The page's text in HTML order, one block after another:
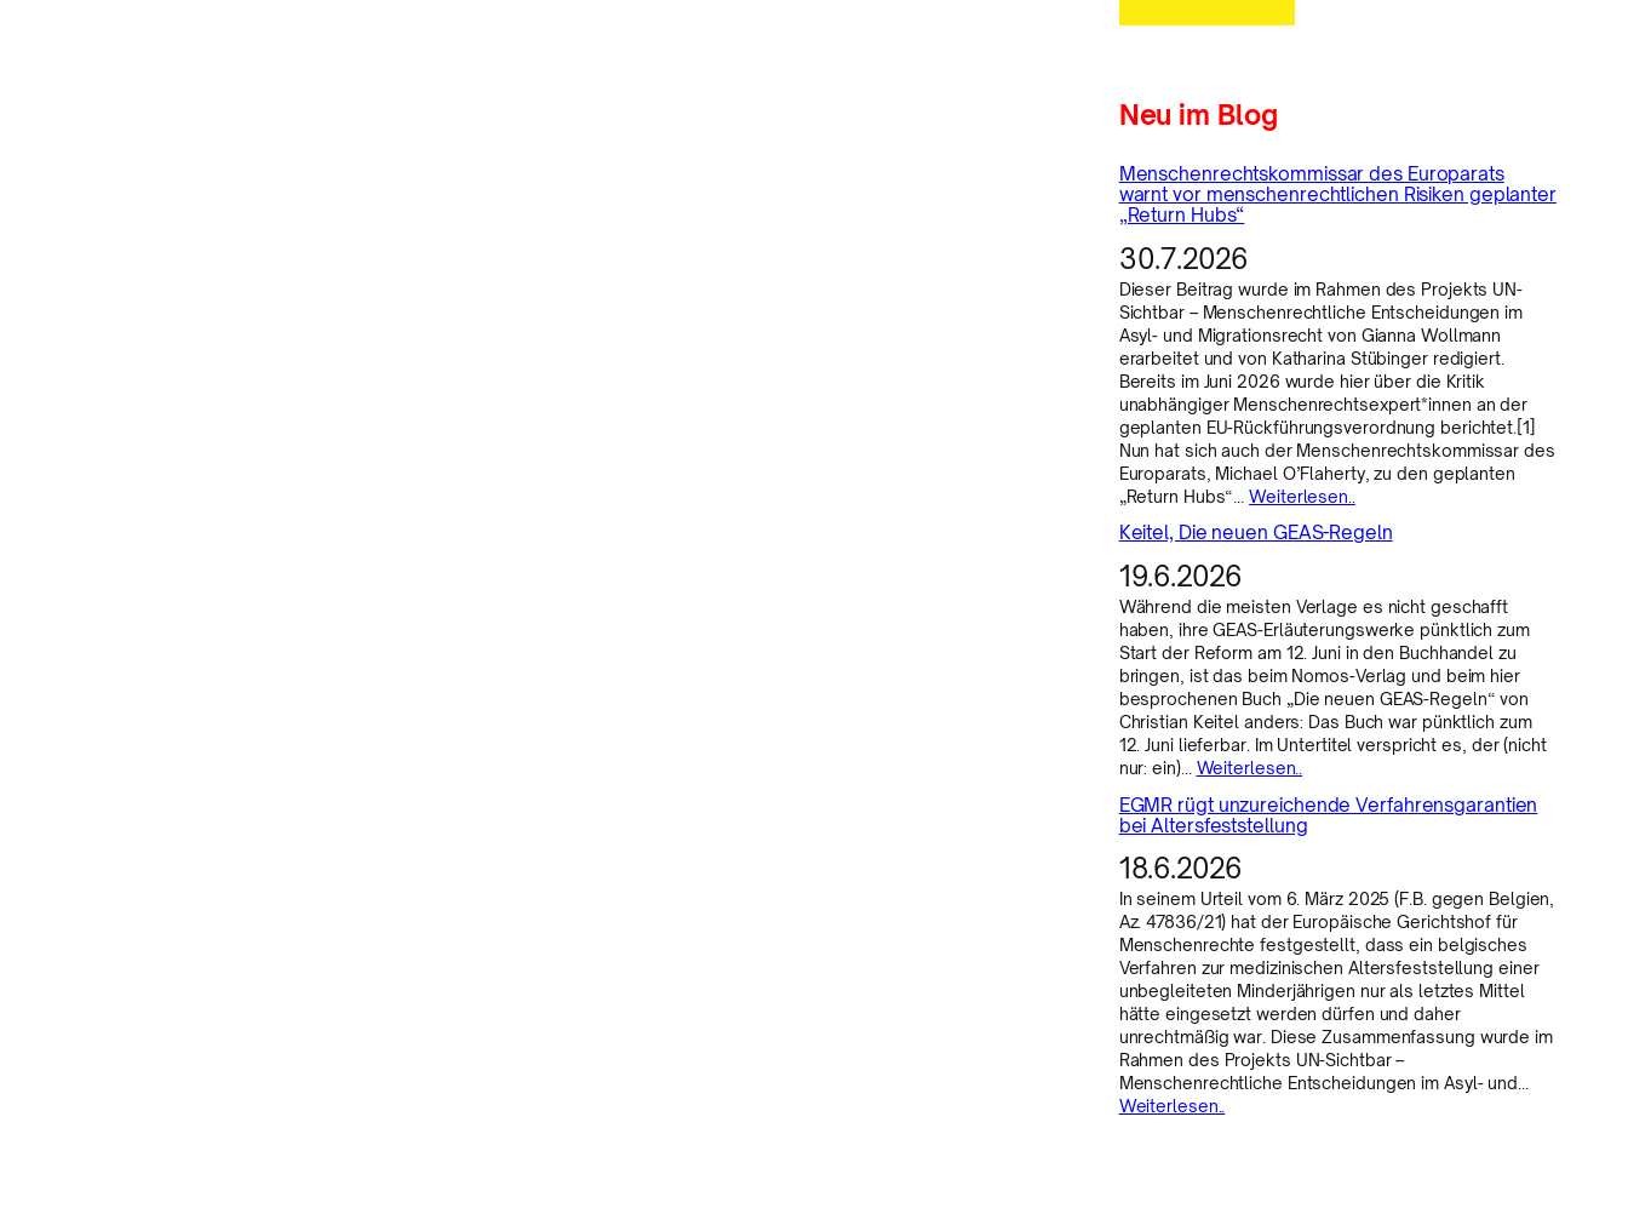
Neu im Blog
Menschenrechtskommissar des Europarats
warnt vor menschenrechtlichen Risiken geplanter
„Return Hubs“
30.7.2026
Dieser Beitrag wurde im Rahmen des Projekts UN-
Sichtbar – Menschenrechtliche Entscheidungen im
Asyl- und Migrationsrecht von Gianna Wollmann
erarbeitet und von Katharina Stübinger redigiert.
Bereits im Juni 2026 wurde hier über die Kritik
unabhängiger Menschenrechtsexpert*innen an der
geplanten EU-Rückführungsverordnung berichtet.[1]
Nun hat sich auch der Menschenrechtskommissar des
Europarats, Michael O’Flaherty, zu den geplanten
„Return Hubs“…Weiterlesen..
Keitel, Die neuen GEAS-Regeln
19.6.2026
Während die meisten Verlage es nicht geschafft
haben, ihre GEAS-Erläuterungswerke pünktlich zum
Start der Reform am 12. Juni in den Buchhandel zu
bringen, ist das beim Nomos-Verlag und beim hier
besprochenen Buch „Die neuen GEAS-Regeln“ von
Christian Keitel anders: Das Buch war pünktlich zum
12. Juni lieferbar. Im Untertitel verspricht es, der (nicht
nur: ein)… Weiterlesen..
EGMR rügt unzureichende Verfahrensgarantien
bei Altersfeststellung
18.6.2026
In seinem Urteil vom 6. März 2025 (F.B. gegen Belgien,
Az. 47836/21) hat der Europäische Gerichtshof für
Menschenrechte festgestellt, dass ein belgisches
Verfahren zur medizinischen Altersfeststellung einer
unbegleiteten Minderjährigen nur als letztes Mittel
hätte eingesetzt werden dürfen und daher
unrechtmäßig war. Diese Zusammenfassung wurde im
Rahmen des Projekts UN-Sichtbar –
Menschenrechtliche Entscheidungen im Asyl- und…
Weiterlesen..